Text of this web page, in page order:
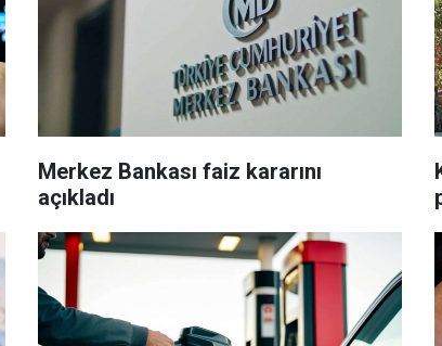
Merkez Bankası faiz kararını
açıkladı